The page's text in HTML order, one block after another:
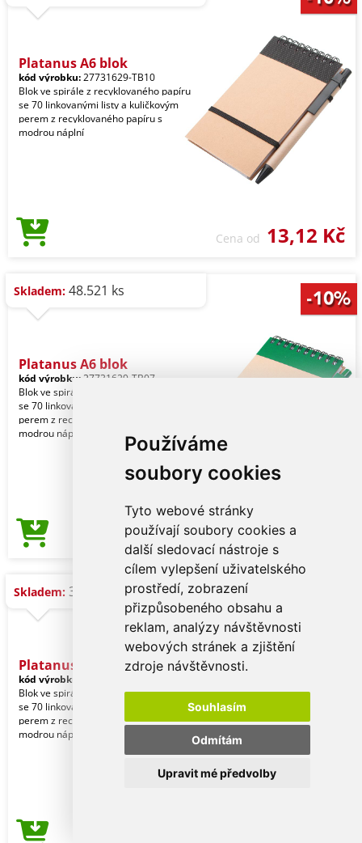
Používáme
soubory cookies
Tyto webové stránky
používají soubory cookies a
další sledovací nástroje s
cílem vylepšení uživatelského
prostředí, zobrazení
přizpůsobeného obsahu a
reklam, analýzy návštěvnosti
webových stránek a zjištění
zdroje návštěvnosti.
Souhlasím
Odmítám
Upravit mé předvolby
Platanus A6 blok
kód výrobku:27731629-TB10
Blok ve spirále z recyklovaného papíru
se 70 linkovanými listy a kuličkovým
perem z recyklovaného papíru s
modrou náplní
Cena od 13,12 Kč
Skladem: 48.521 ks
Platanus A6 blok
kód výrobku: 27731629-TB07
Blok ve spirále z recyklovaného papíru
se 70 linkovanými listy a kuličkovým
perem z recyklovaného papíru s
modrou náplní
Cena od13,12 Kč
Skladem: 37.595 ks
Platanus A6 blok
kód výrobku:
Blok ve spirále z recyklovaného papíru
se 70 linkovanými listy a kuličkovým
perem z recyklovaného papíru s
modrou náplní